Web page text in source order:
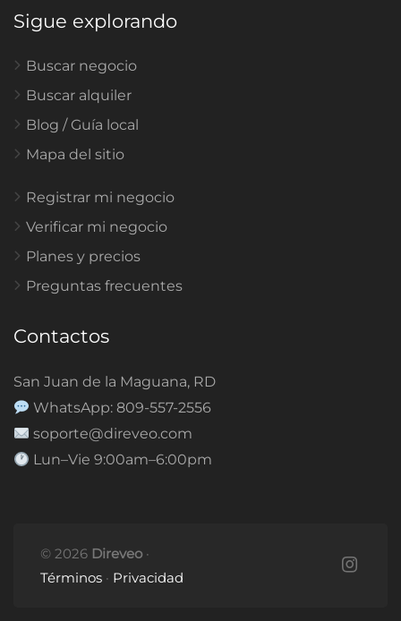
Sigue explorando
Buscar negocio
Buscar alquiler
Blog / Guía local
Mapa del sitio
Registrar mi negocio
Verificar mi negocio
Planes y precios
Preguntas frecuentes
Contactos
San Juan de la Maguana, RD
WhatsApp: 809-557-2556
soporte@direveo.com
Lun–Vie 9:00am–6:00pm
© 2026 Direveo ·
Términos · Privacidad